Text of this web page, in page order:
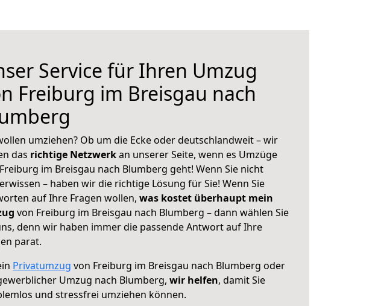
Service für Ihren Umzug
Freiburg im Breisgau nach
umziehen? Ob um die Ecke oder deutschlandweit – wir
das richtige Netzwerkan unserer Seite, wenn es Umzüge
im Breisgau nach Blumberg geht! Wenn Sie nicht
– haben wir die richtige Lösung für Sie! Wenn Sie
auf Ihre Fragen wollen, was kostet überhaupt mein
von Freiburg im Breisgau nach Blumberg – dann wählen Sie
denn wir haben immer die passende Antwort auf Ihre
parat.
Privatumzug von Freiburg im Breisgau nach Blumberg oder
Umzug nach Blumberg, wir helfen, damit Sie
und stressfrei umziehen können.